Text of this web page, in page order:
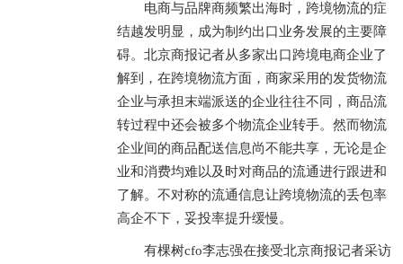
电商与品牌商频繁出海时，跨境物流的症
结越发明显，成为制约出口业务发展的主要障
碍。北京商报记者从多家出口跨境电商企业了
解到，在跨境物流方面，商家采用的发货物流
企业与承担末端派送的企业往往不同，商品流
转过程中还会被多个物流企业转手。然而物流
企业间的商品配送信息尚不能共享，无论是企
业和消费均难以及时对商品的流通进行跟进和
了解。不对称的流通信息让跨境物流的丢包率
高企不下，妥投率提升缓慢。
有棵树cfo李志强在接受北京商报记者采访